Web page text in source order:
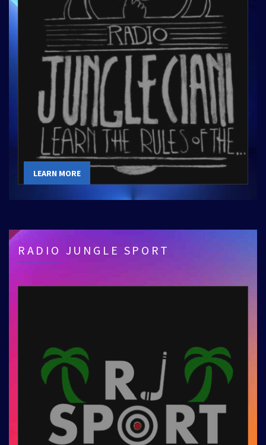
LEARN MORE
RADIO JUNGLE SPORT